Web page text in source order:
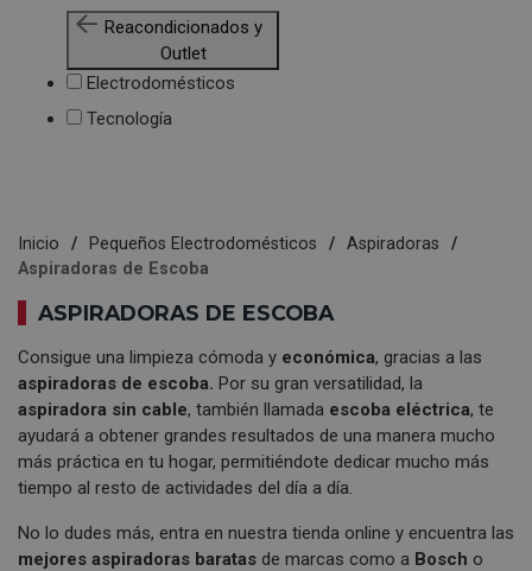
Reacondicionados y
Outlet
Electrodomésticos
Tecnología
Inicio Pequeños Electrodomésticos
Aspiradoras
Aspiradoras de Escoba
ASPIRADORAS DE ESCOBA
Consigue una limpieza cómoda y económica, gracias a las
aspiradoras de escoba. Por su gran versatilidad, la
aspiradora sin cable, también llamada escoba eléctrica, te
ayudará a obtener grandes resultados de una manera mucho
más práctica en tu hogar, permitiéndote dedicar mucho más
tiempo al resto de actividades del día a día.
No lo dudes más, entra en nuestra tienda online y encuentra las
mejores aspiradoras baratas de marcas como a Bosch o